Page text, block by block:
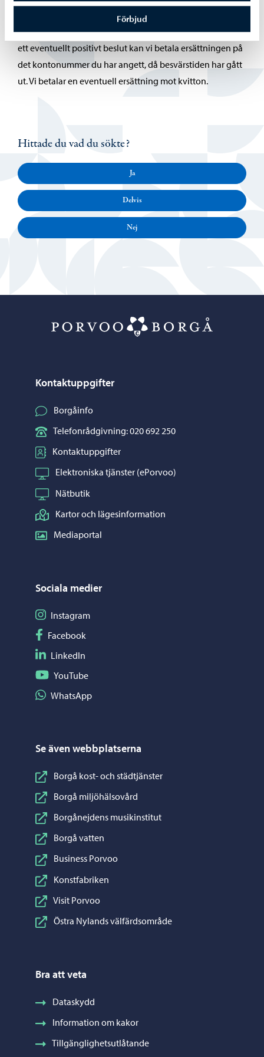
Förbjud
allmän domstol.
Var beredd att betala kostnaderna själv i första hand. Efter
ett eventuellt positivt beslut kan vi betala ersättningen på
det kontonummer du har angett, då besvärstiden har gått
ut. Vi betalar en eventuell ersättning mot kvitton.
Hittade du vad du sökte?
Ja
Delvis
Nej
Kontaktuppgifter
Borgåinfo
Telefonrådgivning: 020 692 250
Kontaktuppgifter
Elektroniska tjänster (ePorvoo)
Nätbutik
Kartor och lägesinformation
Mediaportal
Sociala medier
Följ på Instagram
Instagram
Följ på Facebook
Facebook
Följ på LinkedIn
LinkedIn
Följ på YouTube
YouTube
Dela på WhatsApp
WhatsApp
Se även webbplatserna
Borgå kost- och städtjänster
Borgå miljöhälsovård
Borgånejdens musikinstitut
Borgå vatten
Business Porvoo
Konstfabriken
Visit Porvoo
Östra Nylands välfärdsområde
Bra att veta
Dataskydd
Information om kakor
Tillgänglighetsutlåtande